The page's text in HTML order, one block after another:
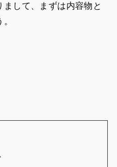
して、まずは内容物と